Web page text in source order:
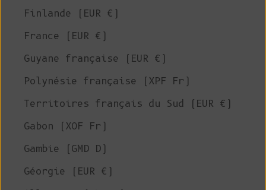
Finlande (EUR €)
France (EUR €)
Guyane française (EUR €)
Polynésie française (XPF Fr)
Territoires français du Sud (EUR €)
Gabon (XOF Fr)
Gambie (GMD D)
Géorgie (EUR €)